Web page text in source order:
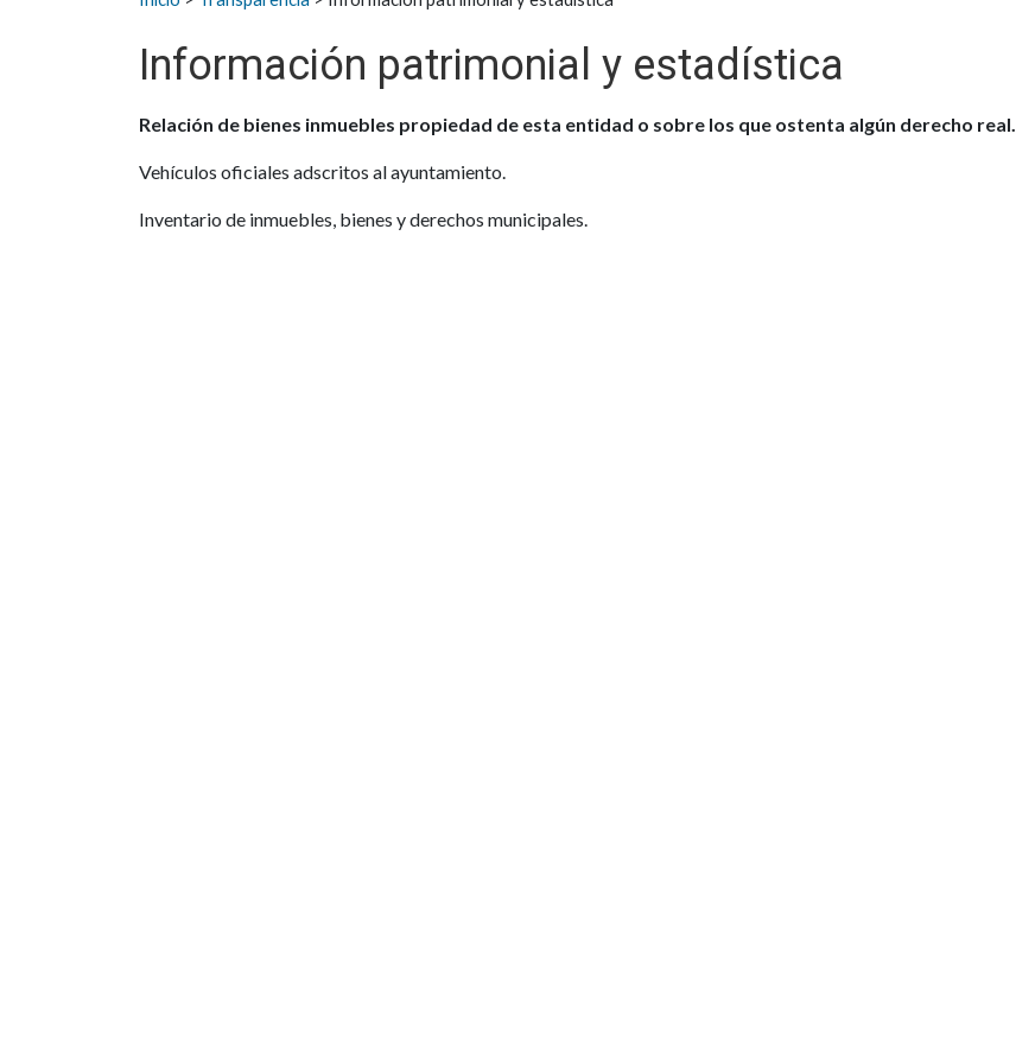
Información patrimonial y estadística
Relación de bienes inmuebles propiedad de esta entidad o sobre los que ostenta algún derecho real.
Vehículos oficiales adscritos al ayuntamiento.
Inventario de inmuebles, bienes y derechos municipales.